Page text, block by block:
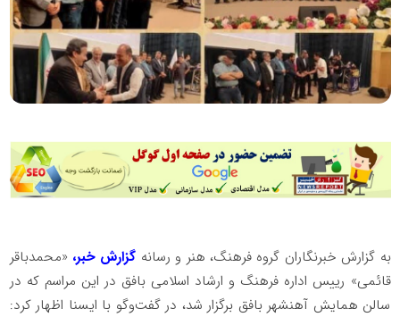
به گزارش خبرنگاران گروه فرهنگ، هنر و رسانه گزارش خبر، «محمدباقر
قائمی» رییس اداره فرهنگ و ارشاد اسلامی بافق در این مراسم که در
سالن همایش آهنشهر بافق برگزار شد، در گفت‌وگو با ایسنا اظهار کرد: